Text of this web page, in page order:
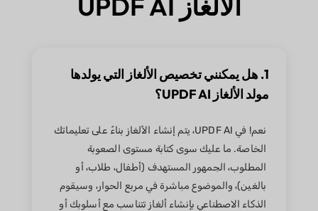
1. هل يمكنني تخصيص الألغاز التي يولدها
مولد الألغاز UPDF AI؟
نعم! في UPDF AI، يتم إنشاء الألغاز بناءً على تعليماتك
الخاصة. ما عليك سوى كتابة مستوى الصعوبة
المطلوب، الجمهور المستهدف (أطفال، طلاب، أو
بالغين)، والموضوع مباشرة في مربع الحوار، وسيقوم
الذكاء الاصطناعي بإنشاء ألغاز تتناسب مع أسلوبك أو